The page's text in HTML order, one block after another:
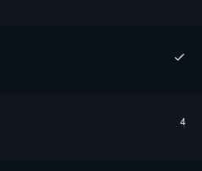
4